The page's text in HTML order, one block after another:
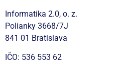
Informatika 2.0, o. z.
Polianky 3668/7J
841 01 Bratislava
IČO: 536 553 62